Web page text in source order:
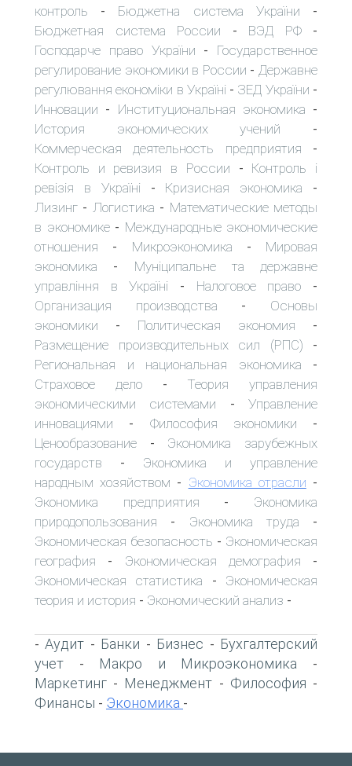
контроль - Бюджетна система України -
Бюджетная система России - ВЭД РФ-
Господарче право України - Государственное
регулирование экономики в России - Державне
регулювання економіки в Україні - ЗЕД України -
Инновации - Институциональная экономика -
История экономических учений -
Коммерческая деятельность предприятия -
Контроль и ревизия в России - Контроль і
ревізія в Україні - Кризисная экономика -
Лизинг - Логистика - Математические методы
в экономике - Международные экономические
отношения - Микроэкономика - Мировая
экономика - Муніципальне та державне
управління в Україні - Налоговое право -
Организация производства - Основы
экономики - Политическая экономия -
Размещение производительных сил (РПС) -
Региональная и национальная экономика -
Страховое дело- Теория управления
экономическими системами -Управление
инновациями - Философия экономики -
Ценообразование - Экономика зарубежных
государств - Экономика и управление
народным хозяйством - Экономика отрасли -
Экономика предприятия - Экономика
природопользования - Экономика труда -
Экономическая безопасность - Экономическая
география - Экономическая демография -
Экономическая статистика - Экономическая
теория и история - Экономический анализ -
-Аудит - Банки - Бизнес - Бухгалтерский
учет - Макро и Микроэкономика -
Маркетинг - Менеджмент - Философия -
Финансы - Экономика -